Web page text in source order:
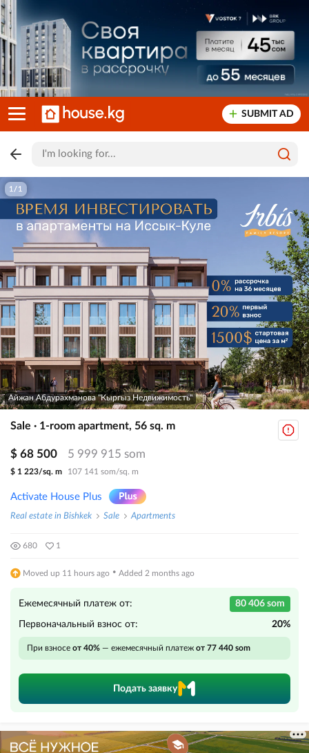
SUBMIT AD
1/1
1/1
Айжан Абдурахманова "Кыргыз Недвижимость"
Sale · 1-room apartment, 56 sq. m
$ 68 500 5 999 915 som
$ 1 223/sq. m 107 141 som/sq. m
Activate House Plus
Real estate in Bishkek Sale Apartments
680 1
Moved up 11 hours ago · Added 2 months ago
Ежемесячный платеж от: 80 406 som
Первоначальный взнос от: 20%
При взносе от 40% — ежемесячный платеж от 77 440 som
Подать заявку